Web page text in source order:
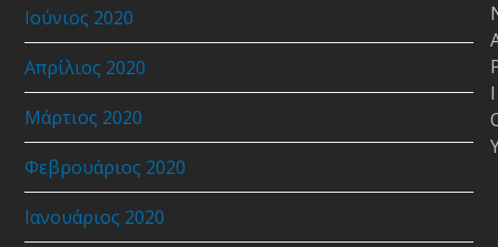
Ιούνιος 2020
Απρίλιος 2020
Μάρτιος 2020
Φεβρουάριος 2020
Ιανουάριος 2020
Ι